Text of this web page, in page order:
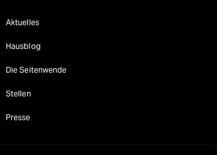
Aktuelles
Hausblog
Die Seitenwende
Stellen
Presse